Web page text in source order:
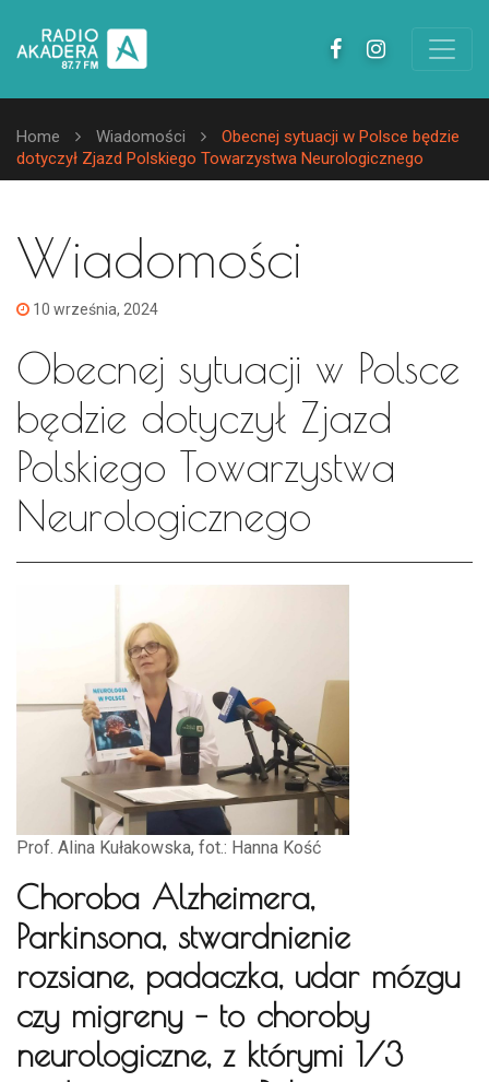
Home Wiadomości
Obecnej sytuacji w Polsce będzie
dotyczył Zjazd Polskiego Towarzystwa Neurologicznego
Wiadomości
10 września, 2024
Obecnej sytuacji w Polsce
będzie dotyczył Zjazd
Polskiego Towarzystwa
Neurologicznego
Prof. Alina Kułakowska, fot.: Hanna Kość
Choroba Alzheimera,
Parkinsona, stwardnienie
rozsiane, padaczka, udar mózgu
czy migreny – to choroby
neurologiczne, z którymi 1/3